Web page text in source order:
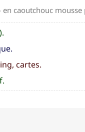
caoutchouc
cartes.